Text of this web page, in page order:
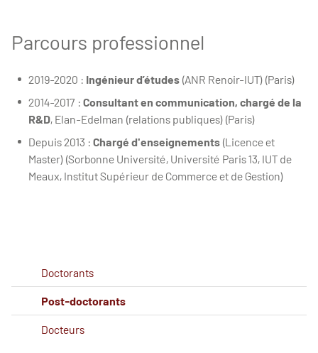
Parcours professionnel
2019-2020 : Ingénieur d’études (ANR Renoir-IUT) (Paris)
2014-2017 : Consultant en communication, chargé de la
R&D, Elan-Edelman (relations publiques) (Paris)
Depuis 2013 : Chargé d'enseignements (Licence et
Master) (Sorbonne Université, Université Paris 13, IUT de
Meaux, Institut Supérieur de Commerce et de Gestion)
Doctorants
Post-doctorants
Docteurs